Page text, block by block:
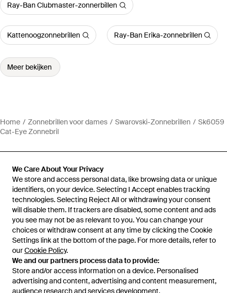
We Care About Your Privacy
We store and access personal data, like browsing data or unique
identifiers, on your device. Selecting I Accept enables tracking
technologies. Selecting Reject All or withdrawing your consent
will disable them. If trackers are disabled, some content and ads
you see may not be as relevant to you. You can change your
choices or withdraw consent at any time by clicking the Cookie
Settings link at the bottom of the page. For more details, refer to
ourCookie Policy.
We and our partners process data to provide:
Store and/or access information on a device. Personalised
advertising and content, advertising and content measurement,
audience research and services development.
Ray-Ban Clubmaster-zonnerbillen
Kattenoogzonnebrillen Ray-Ban Erika-zonnebrillen
Meer bekijken
Home Zonnebrillen voor dames Swarovski-Zonnebrillen
Sk6059
Cat-Eye Zonnebril
Hulp en informatie